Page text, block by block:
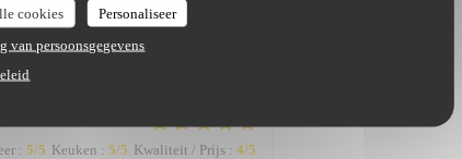
cookies
Personaliseer
van persoonsgegevens
: 5/5 Keuken: 5/5 Kwaliteit / Prijs
: 5/5 Keuken : 5/5 Kwaliteit / Prijs: 4/5